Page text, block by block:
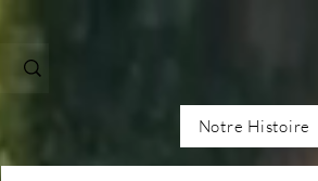
Notre Histoire